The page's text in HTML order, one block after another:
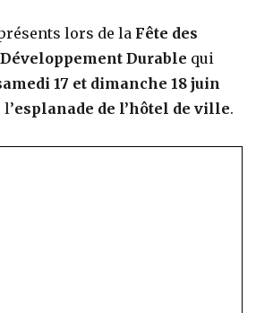
lors de la Fête des
Durable qui
17 et dimanche 18 juin
esplanade de l’hôtel de ville.